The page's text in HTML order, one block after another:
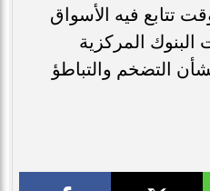
تتابع فيه الأسواق
المركزية
التضخم والتباطؤ